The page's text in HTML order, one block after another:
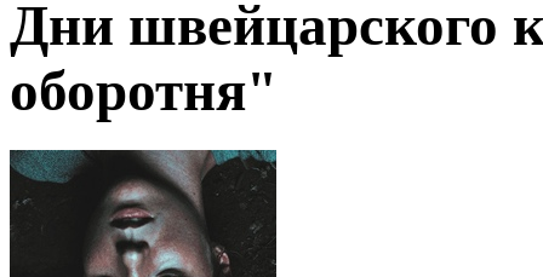
Дни швейцарского
оборотня"